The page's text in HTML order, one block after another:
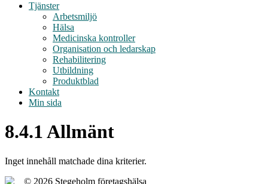
Tjänster
Arbetsmiljö
Hälsa
Medicinska kontroller
Organisation och ledarskap
Rehabilitering
Utbildning
Produktblad
Kontakt
Min sida
8.4.1 Allmänt
Inget innehåll matchade dina kriterier.
© 2026 Stegeholm företagshälsa